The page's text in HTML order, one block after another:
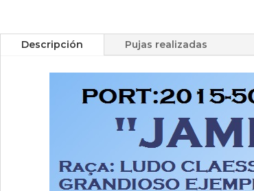
Descripción Pujas realizadas